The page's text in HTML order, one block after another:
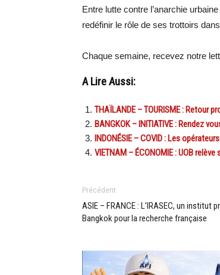
Entre lutte contre l’anarchie
redéfinir le rôle de ses trottoirs
Chaque semaine, recevez notre
A Lire Aussi:
THAÏLANDE – TOURISME : Retour
BANGKOK – INITIATIVE : Rendez
INDONÉSIE – COVID : Les
VIETNAM – ÉCONOMIE : UOB
Précédent
ASIE – FRANCE : L’IRASEC, un institut
Bangkok pour la recherche française